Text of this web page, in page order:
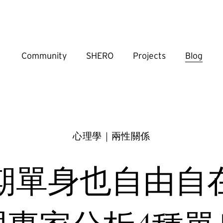
Community SHERO Projects Blog
單身也自由自
心理學｜兩性關係